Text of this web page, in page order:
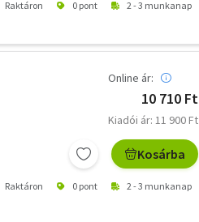
Raktáron 0 pont 2 - 3 munkanap
Online ár:
10 710 Ft
Kiadói ár: 11 900 Ft
Kosárba
Raktáron 0 pont 2 - 3 munkanap